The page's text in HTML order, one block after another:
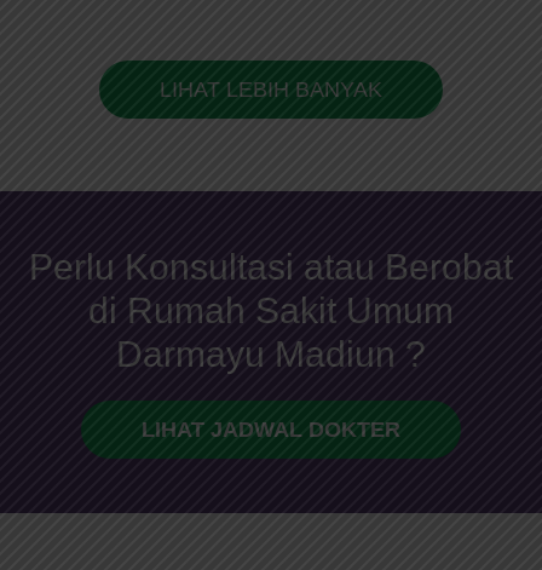
LIHAT LEBIH BANYAK
Perlu Konsultasi atau Berobat
di Rumah Sakit Umum
Darmayu Madiun ?
LIHAT JADWAL DOKTER